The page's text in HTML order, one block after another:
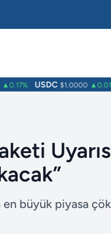
USDC $1.0000 ▲0.01%
büyük piyasa